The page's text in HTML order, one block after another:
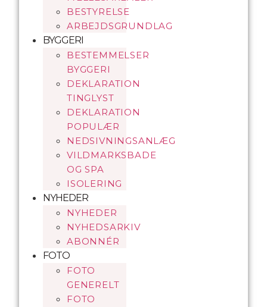
BESTYRELSE
ARBEJDSGRUNDLAG
BYGGERI
BESTEMMELSER
BYGGERI
DEKLARATION
TINGLYST
DEKLARATION
POPULÆR
NEDSIVNINGSANLÆG
VILDMARKSBADE
OG SPA
ISOLERING
NYHEDER
NYHEDER
NYHEDSARKIV
ABONNÉR
FOTO
FOTO
GENERELT
FOTO